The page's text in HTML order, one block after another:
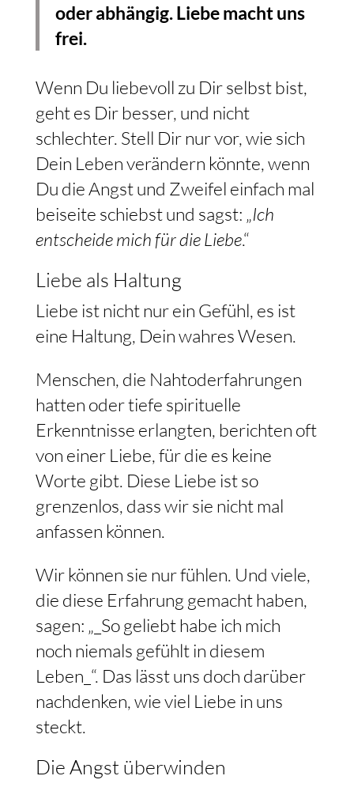
oder abhängig. Liebe macht uns
frei.
Wenn Du liebevoll zu Dir selbst bist,
geht es Dir besser, und nicht
schlechter. Stell Dir nur vor, wie sich
Dein Leben verändern könnte, wenn
Du die Angst und Zweifel einfach mal
beiseite schiebst und sagst: „ Ich
entscheide mich für die Liebe.“
Liebe als Haltung
Liebe ist nicht nur ein Gefühl, es ist
eine Haltung, Dein wahres Wesen.
Menschen, die Nahtoderfahrungen
hatten oder tiefe spirituelle
Erkenntnisse erlangten, berichten oft
von einer Liebe, für die es keine
Worte gibt. Diese Liebe ist so
grenzenlos, dass wir sie nicht mal
anfassen können.
Wir können sie nur fühlen. Und viele,
die diese Erfahrung gemacht haben,
sagen: „_So geliebt habe ich mich
noch niemals gefühlt in diesem
Leben_“. Das lässt uns doch darüber
nachdenken, wie viel Liebe in uns
steckt.
Die Angst überwinden